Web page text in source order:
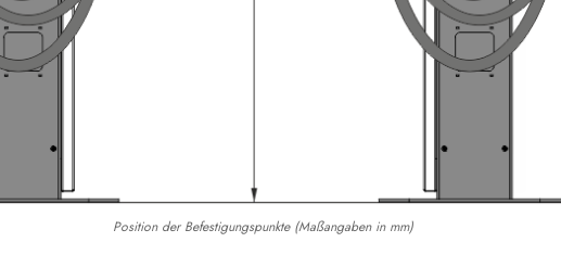
Position der Befestigungspunkte (Maßangaben in mm)